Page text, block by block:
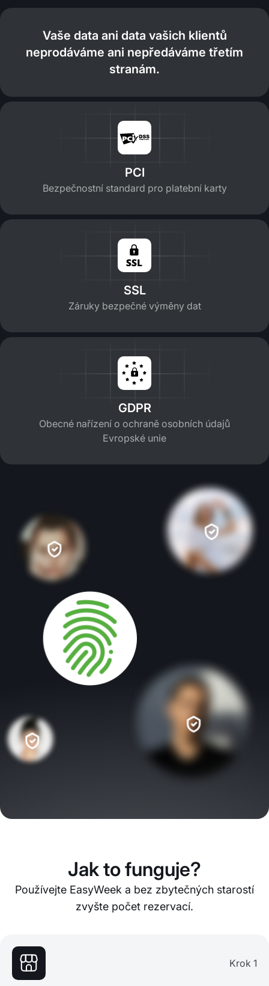
Vaše data ani data vašich klientů
neprodáváme ani nepředáváme třetím
stranám.
PCI
Bezpečnostní standard pro platební karty
SSL
Záruky bezpečné výměny dat
GDPR
Obecné nařízení o ochraně osobních údajů
Evropské unie
Jak to funguje?
Používejte EasyWeek a bez zbytečných starostí
zvyšte počet rezervací.
Krok 1